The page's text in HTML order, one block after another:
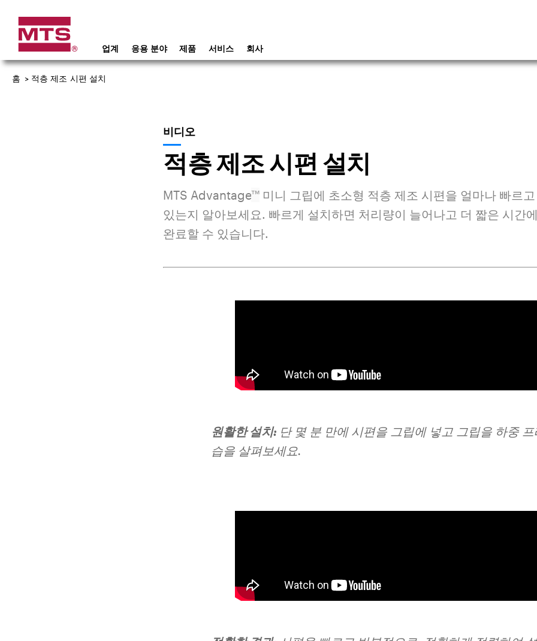
업계 응용 분야 제품 서비스 회사
홈 > 적층 제조 시편 설치
비디오
적층 제조 시편 설치
MTS Advantage™ 미니 그립에 초소형 적층 제조 시편을 얼마나 빠르
있는지 알아보세요. 빠르게 설치하면 처리량이 늘어나고 더 짧은 시간
완료할 수 있습니다.
원활한 설치: 단 몇 분 만에 시편을 그립에 넣고 그립을 하중
습을 살펴보세요.